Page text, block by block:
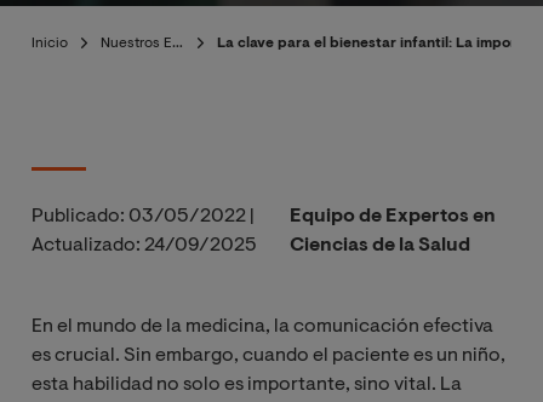
Inicio Nuestros Expertos La clave para el bienestar infantil: La
Publicado: 03/05/2022
Actualizado: 24/09/2025
Equipo de Expertos en
Ciencias de la Salud
En el mundo de la medicina, la comunicación efectiva
es crucial. Sin embargo, cuando el paciente es un niño,
esta habilidad no solo es importante, sino vital. La